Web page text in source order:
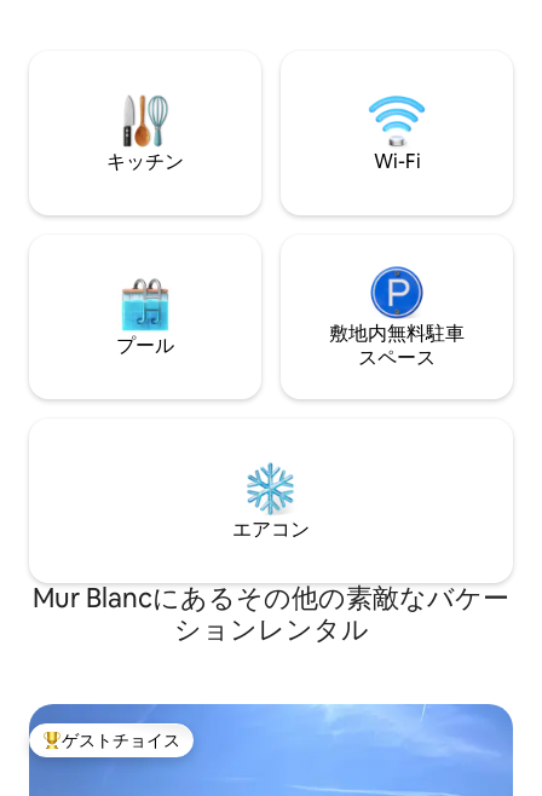
り、太陽の下や雪の中で遊ぶことができ
で5分、電車の駅
す。
キッチン Wi-Fi
プール
敷地内無料駐⁠車
ス⁠ペ⁠ー⁠ス
エアコン
Mur Blancにあるその他の素敵なバケー
ションレンタル
大好評のゲストチョイスです。
ゲストチョイス